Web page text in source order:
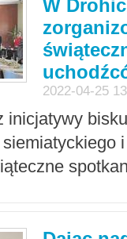
W
2022-04-25
inicjatywy